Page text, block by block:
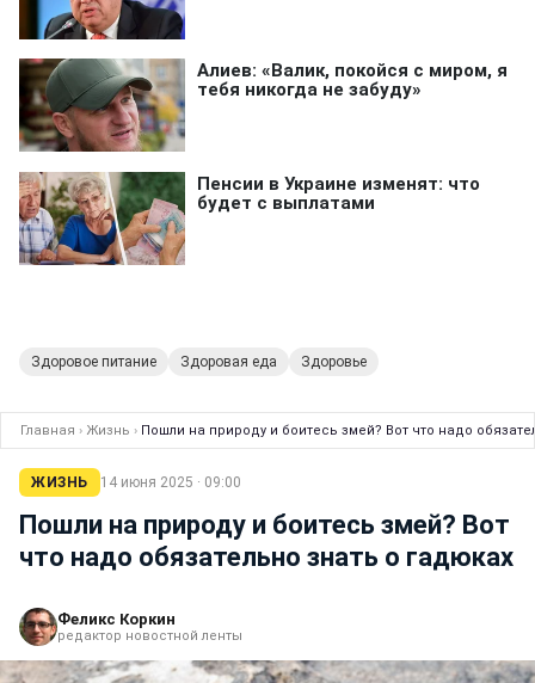
Здоровое питание Здоровая еда Здоровье
Главная › Жизнь › Пошли на природу и боитесь змей? Вот что надо
ЖИЗНЬ 14 июня 2025 · 09:00
Пошли на природу и боитесь змей? Вот
что надо обязательно знать о гадюках
Феликс Коркин
редактор новостной ленты